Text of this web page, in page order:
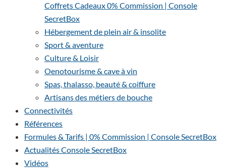
Coffrets Cadeaux 0% Commission | Console
SecretBox
Hébergement de plein air & insolite
Sport & aventure
Culture & Loisir
Oenotourisme & cave à vin
Spas, thalasso, beauté & coiffure
Artisans des métiers de bouche
Connectivités
Références
Formules & Tarifs | 0% Commission | Console SecretBox
Actualités Console SecretBox
Vidéos